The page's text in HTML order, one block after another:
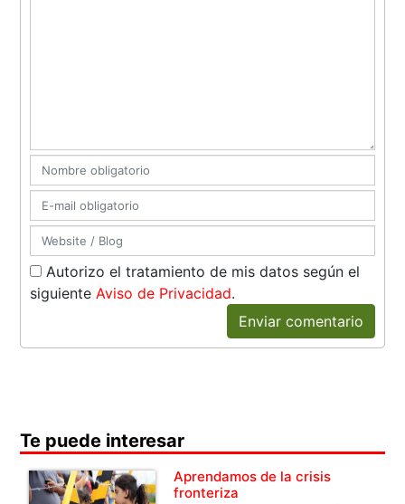
Autorizo el tratamiento de mis datos según el
siguienteAviso de Privacidad.
Enviar comentario
Te puede interesar
Aprendamos de la crisis
fronteriza